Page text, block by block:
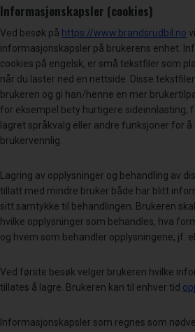
Informasjonskapsler (cookies)
Ved besøk på https://www.brandsrudbil.no
informasjonskapsler på brukerens enhet.
cookies på engelsk, er små tekstfiler som
når du laster ned en nettside. Disse
brukeren og gi han/henne en mer
for eksempel bety hurtigere sideinnlasting,
lagret språkvalg eller andre funksjoner for
brukervennlig.
Lagring av opplysninger og behandling av
tillatt med mindre bruker både har blitt
sitt samtykke til behandlingen. Brukeren
hvilke opplysninger som behandles, hva
og hvem som behandler opplysningene, jf.
Ved første besøk velger brukeren hvilke
tillates å lagre. Brukeren kan til enhver tid
Informasjonskapsler som regnes som